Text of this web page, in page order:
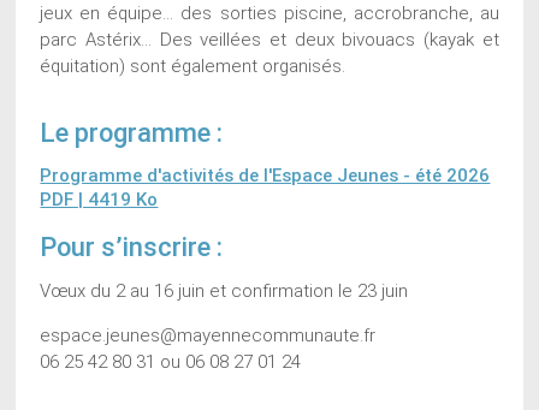
jeux en équipe… des sorties piscine, accrobranche, au
parc Astérix… Des veillées et deux bivouacs (kayak et
équitation) sont également organisés.
Le programme :
Programme d'activités de l'Espace Jeunes - été 2026
PDF | 4419 Ko
Pour s’inscrire :
Vœux du 2 au 16 juin et confirmation le 23 juin
espace.jeunes@mayennecommunaute.fr
06 25 42 80 31 ou 06 08 27 01 24